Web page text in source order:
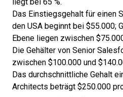
liegt bei 65 %.
Das Einstiegsgehalt für einen
den USA beginnt bei $55.000;
Ebene liegen zwischen
Die Gehälter von Senior
zwischen $100.000 und
Das durchschnittliche Gehalt
Architects beträgt $250.000